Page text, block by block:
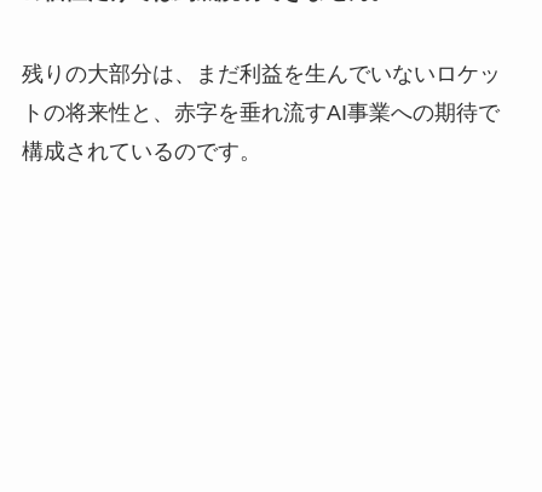
残りの大部分は、まだ利益を生んでいないロケッ
トの将来性と、赤字を垂れ流すAI事業への期待で
構成されているのです。